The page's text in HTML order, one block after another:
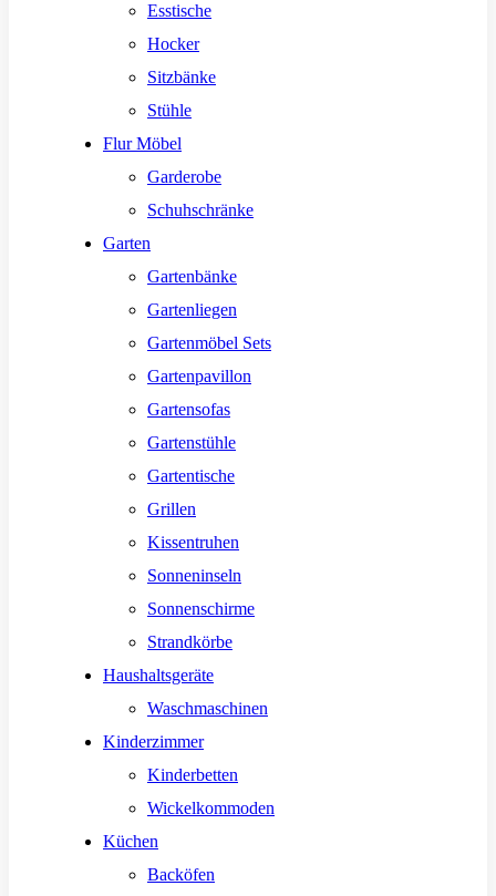
Esstische
Hocker
Sitzbänke
Stühle
Flur Möbel
Garderobe
Schuhschränke
Garten
Gartenbänke
Gartenliegen
Gartenmöbel Sets
Gartenpavillon
Gartensofas
Gartenstühle
Gartentische
Grillen
Kissentruhen
Sonneninseln
Sonnenschirme
Strandkörbe
Haushaltsgeräte
Waschmaschinen
Kinderzimmer
Kinderbetten
Wickelkommoden
Küchen
Backöfen